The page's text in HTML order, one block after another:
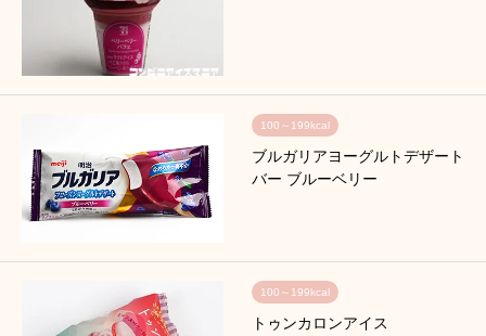
100～199kcal
ブルガリアヨーグルトデザート
バー ブルーベリー
100～199kcal
トゥンカロンアイス